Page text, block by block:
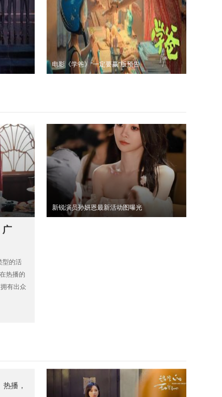
电影《学爸》“一定要赢”版预告
广
型的活
热播的
有出众
新锐演员孙妍恩最新活动图曝光
播，